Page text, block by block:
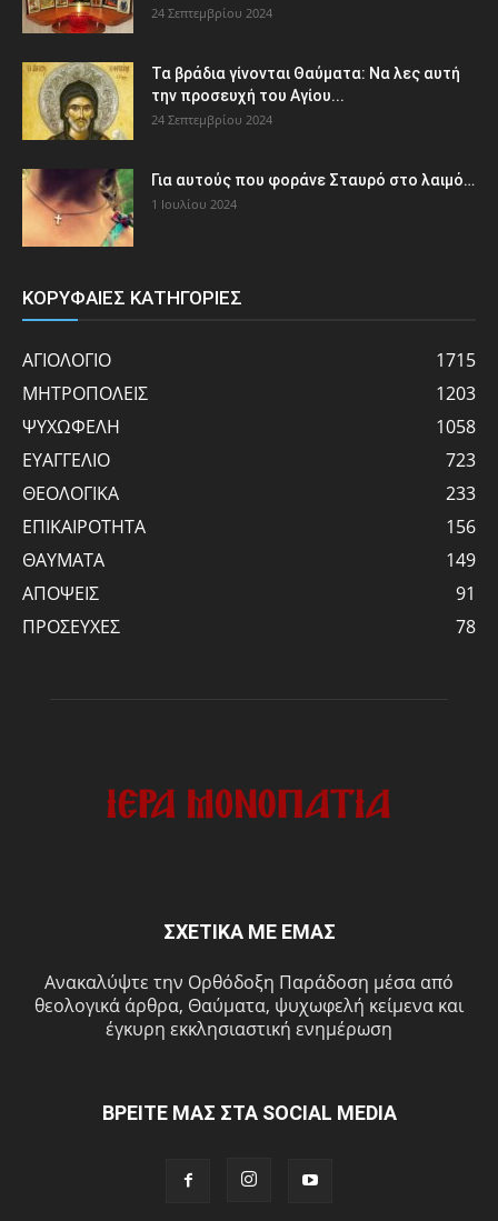
24 Σεπτεμβρίου 2024
Τα βράδια γίνονται Θαύματα: Να λες αυτή
την προσευχή του Αγίου...
24 Σεπτεμβρίου 2024
Για αυτούς που φοράνε Σταυρό στο λαιμό…
1 Ιουλίου 2024
ΚΟΡΥΦΑΙΕΣ ΚΑΤΗΓΟΡΙΕΣ
ΑΓΙΟΛΟΓΙΟ
1715
ΜΗΤΡΟΠΟΛΕΙΣ
1203
ΨΥΧΩΦΕΛΗ
1058
ΕΥΑΓΓΕΛΙΟ
723
ΘΕΟΛΟΓΙΚΑ
233
ΕΠΙΚΑΙΡΟΤΗΤΑ
156
ΘΑΥΜΑΤΑ
149
ΑΠΟΨΕΙΣ
91
ΠΡΟΣΕΥΧΕΣ
78
ΣΧΕΤΙΚΑ ΜΕ ΕΜΑΣ
Ανακαλύψτε την Ορθόδοξη Παράδοση μέσα από
θεολογικά άρθρα, Θαύματα, ψυχωφελή κείμενα και
έγκυρη εκκλησιαστική ενημέρωση
ΒΡΕΙΤΕ ΜΑΣ ΣΤΑ SOCIAL MEDIA